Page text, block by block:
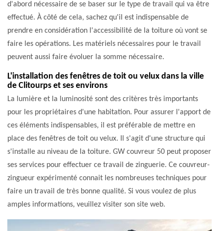
d'abord nécessaire de se baser sur le type de travail qui va être
effectué. À côté de cela, sachez qu'il est indispensable de
prendre en considération l'accessibilité de la toiture où vont se
faire les opérations. Les matériels nécessaires pour le travail
peuvent aussi faire évoluer la somme nécessaire.
L'installation des fenêtres de toit ou velux dans la ville
de Clitourps et ses environs
La lumière et la luminosité sont des critères très importants
pour les propriétaires d'une habitation. Pour assurer l'apport de
ces éléments indispensables, il est préférable de mettre en
place des fenêtres de toit ou velux. Il s'agit d'une structure qui
s'installe au niveau de la toiture. GW couvreur 50 peut proposer
ses services pour effectuer ce travail de zinguerie. Ce couvreur-
zingueur expérimenté connait les nombreuses techniques pour
faire un travail de très bonne qualité. Si vous voulez de plus
amples informations, veuillez visiter son site web.